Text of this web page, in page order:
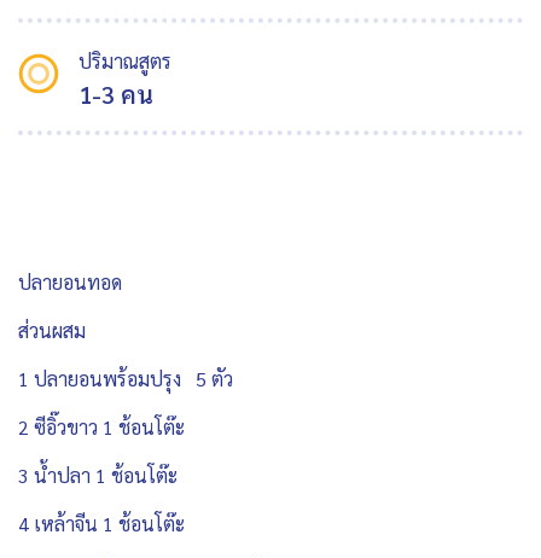
ปริมาณสูตร
1-3 คน
ปลายอนทอด
ส่วนผสม
1 ปลายอนพร้อมปรุง 5 ตัว
2 ซีอิ๊วขาว 1 ช้อนโต๊ะ
3 น้ำปลา 1 ช้อนโต๊ะ
4 เหล้าจีน 1 ช้อนโต๊ะ